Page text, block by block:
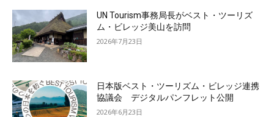
UN Tourism事務局長がベスト・ツーリズ
ム・ビレッジ美山を訪問
2026年7月23日
日本版ベスト・ツーリズム・ビレッジ連携
協議会 デジタルパンフレット公開
2026年6月23日